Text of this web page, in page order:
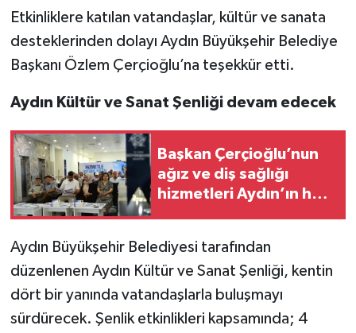
Etkinliklere katılan vatandaşlar, kültür ve sanata
desteklerinden dolayı Aydın Büyükşehir Belediye
Başkanı Özlem Çerçioğlu’na teşekkür etti.
Aydın Kültür ve Sanat Şenliği devam edecek
Başkan Çerçioğlu’nun
ağız ve diş sağlığı
hizmetleri Aydın’ın her
Aydın Büyükşehir Belediyesi tarafından
düzenlenen Aydın Kültür ve Sanat Şenliği, kentin
dört bir yanında vatandaşlarla buluşmayı
sürdürecek. Şenlik etkinlikleri kapsamında; 4